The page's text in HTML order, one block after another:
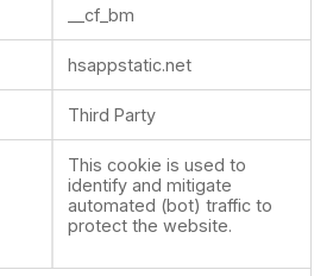
__cf_bm
hsappstatic.net
Third Party
This cookie is used to
identify and mitigate
automated (bot) traffic to
protect the website.